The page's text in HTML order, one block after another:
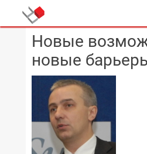
Новые
новые